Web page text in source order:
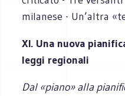
milanese - Un’altra
XI. Una nuova
leggi regionali
Dal «piano» alla